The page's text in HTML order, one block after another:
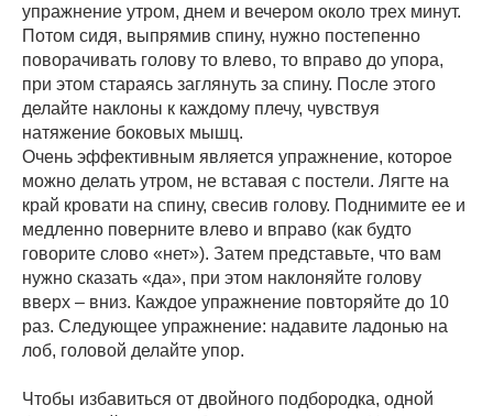
упражнение утром, днем и вечером около трех минут.
Потом сидя, выпрямив спину, нужно постепенно
поворачивать голову то влево, то вправо до упора,
при этом стараясь заглянуть за спину. После этого
делайте наклоны к каждому плечу, чувствуя
натяжение боковых мышц.
Очень эффективным является упражнение, которое
можно делать утром, не вставая с постели. Лягте на
край кровати на спину, свесив голову. Поднимите ее и
медленно поверните влево и вправо (как будто
говорите слово «нет»). Затем представьте, что вам
нужно сказать «да», при этом наклоняйте голову
вверх – вниз. Каждое упражнение повторяйте до 10
раз. Следующее упражнение: надавите ладонью на
лоб, головой делайте упор.
Чтобы избавиться от двойного подбородка, одной